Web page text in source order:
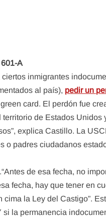
A
ciertos inmigrantes
al país), pedir un
card. El perdón fue
de Estados
explica Castillo. La
o padres ciudadanos
.“Antes de esa fecha, no
fecha, hay que tener en
la Ley del Castigo”.
la permanencia